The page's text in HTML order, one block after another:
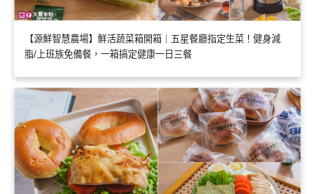
【源鮮智慧農場】鮮活蔬菜箱開箱｜五星餐廳指定生菜！健身減
脂/上班族免備餐，一箱搞定健康一日三餐